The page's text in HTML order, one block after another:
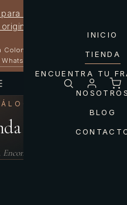
para estrenar tu próxima
Colombia
INICIO
TIENDA
ENCUENTRA TU
BLOG
la tuya.